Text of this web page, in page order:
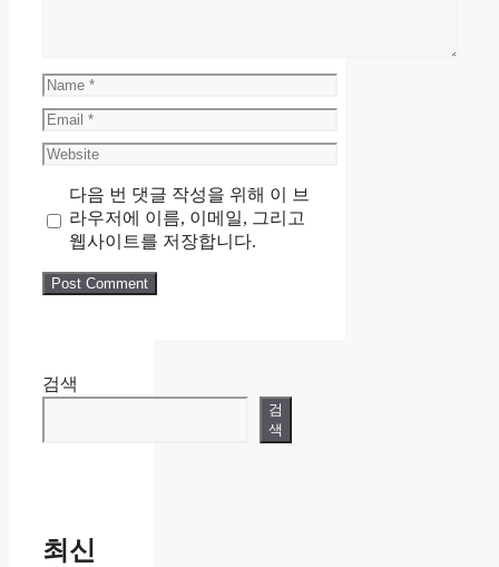
Name
Email
Website
다음 번 댓글 작성을 위해 이 브
라우저에 이름, 이메일, 그리고
웹사이트를 저장합니다.
검색
검
색
최신